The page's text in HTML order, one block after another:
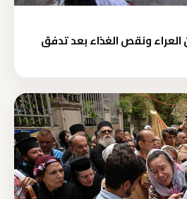
ونقص الغذاء بعد تدفق